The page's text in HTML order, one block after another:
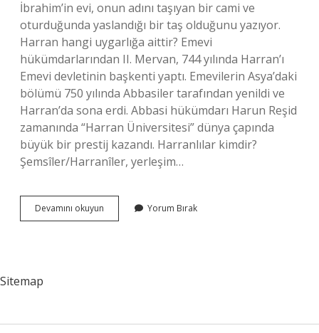
İbrahim’in evi, onun adını taşıyan bir cami ve
oturduğunda yaslandığı bir taş olduğunu yazıyor.
Harran hangi uygarlığa aittir? Emevi
hükümdarlarından II. Mervan, 744 yılında Harran’ı
Emevi devletinin başkenti yaptı. Emevilerin Asya’daki
bölümü 750 yılında Abbasiler tarafından yenildi ve
Harran’da sona erdi. Abbasi hükümdarı Harun Reşid
zamanında “Harran Üniversitesi” dünya çapında
büyük bir prestij kazandı. Harranlılar kimdir?
Şemsîler/Harranîler, yerleşim…
Devamını okuyun
Dini
Yorum Bırak
Sitemap